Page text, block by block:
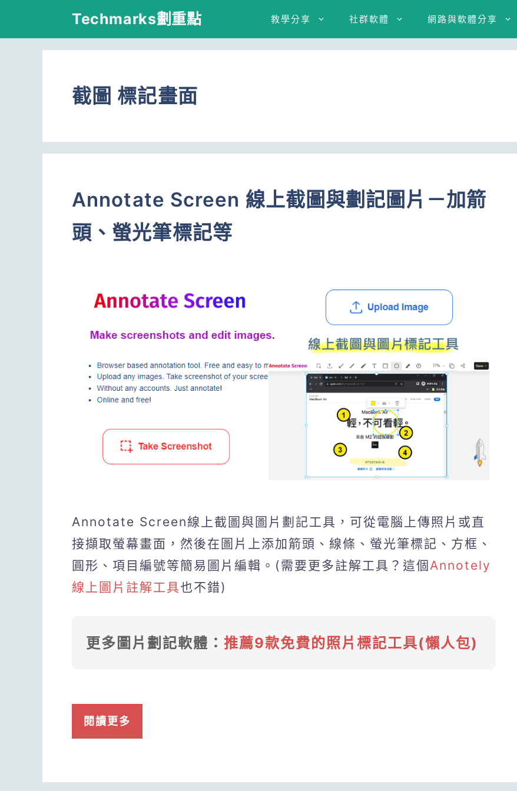
Techmarks劃重點 教學分享 社群軟體 網路與軟體分享
截圖 標記畫面
Annotate Screen 線上截圖與劃記圖片－加箭
頭、螢光筆標記等
Annotate Screen線上截圖與圖片劃記工具，可從電腦上傳照片或直
接擷取螢幕畫面，然後在圖片上添加箭頭、線條、螢光筆標記、方框、
圓形、項目編號等簡易圖片編輯。(需要更多註解工具？這個Annotely
線上圖片註解工具也不錯)
更多圖片劃記軟體： 推薦9款免費的照片標記工具(懶人包)
閱讀更多